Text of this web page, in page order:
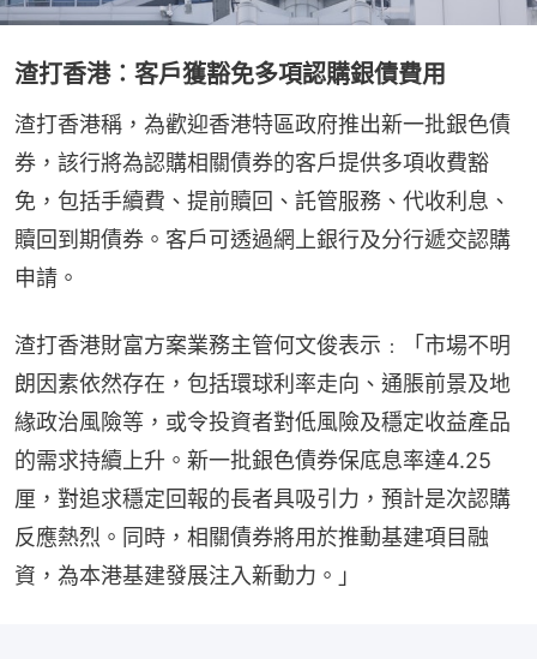
渣打香港︰客戶獲豁免多項認購銀債費用
渣打香港稱，為歡迎香港特區政府推出新一批銀色債
券，該行將為認購相關債券的客戶提供多項收費豁
免，包括手續費、提前贖回、託管服務、代收利息、
贖回到期債券。客戶可透過網上銀行及分行遞交認購
申請。
渣打香港財富方案業務主管何文俊表示﹕「市場不明
朗因素依然存在，包括環球利率走向、通脹前景及地
緣政治風險等，或令投資者對低風險及穩定收益產品
的需求持續上升。新一批銀色債券保底息率達4.25
厘，對追求穩定回報的長者具吸引力，預計是次認購
反應熱烈。同時，相關債券將用於推動基建項目融
資，為本港基建發展注入新動力。」